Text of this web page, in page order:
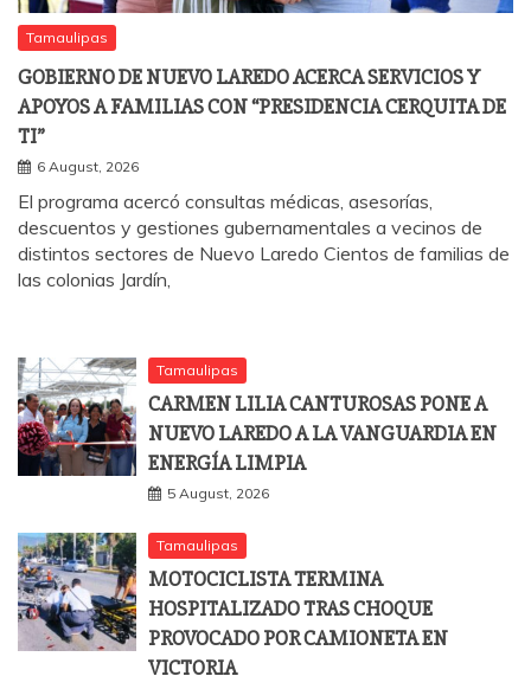
Tamaulipas
GOBIERNO DE NUEVO LAREDO ACERCA SERVICIOS Y
APOYOS A FAMILIAS CON “PRESIDENCIA CERQUITA DE
TI”
6 August, 2026
El programa acercó consultas médicas, asesorías,
descuentos y gestiones gubernamentales a vecinos de
distintos sectores de Nuevo Laredo Cientos de familias de
las colonias Jardín,
Tamaulipas
CARMEN LILIA CANTUROSAS PONE A
NUEVO LAREDO A LA VANGUARDIA EN
ENERGÍA LIMPIA
5 August, 2026
Tamaulipas
MOTOCICLISTA TERMINA
HOSPITALIZADO TRAS CHOQUE
PROVOCADO POR CAMIONETA EN
VICTORIA